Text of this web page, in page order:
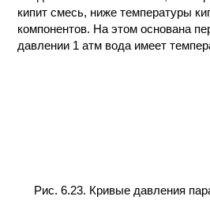
кипит смесь, ниже температуры
компонентов. На этом основана
давлении 1 атм вода имеет
Рис. 6.23. Кривые давления